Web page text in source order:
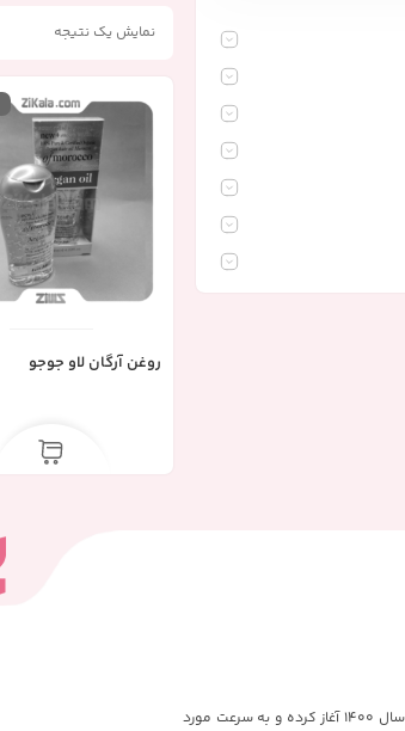
نمایش یک نتیجه
روغن آرگان لاو جوجو
فروشگاه آنلاین پینکیا کار خود را از سال 1400 آغاز کرده و به سرعت مورد